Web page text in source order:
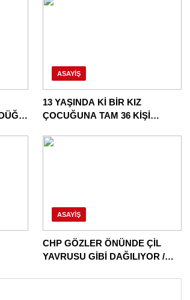
ASAYIŞ
13 YAŞINDA Kİ BİR KIZ
ÇOCUĞUNA TAM 36 KİŞİ
BU HALK NEREYE SAVRULDU
ASAYIŞ
CHP GÖZLER ÖNÜNDE ÇİL
YAVRUSU GİBİ DAĞILIYOR /